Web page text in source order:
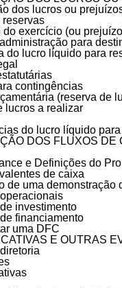
dos lucros ou
reservas
exercício (ou
para
do lucro líquido para
contingências
(reserva de
lucros a realizar
do lucro líquido
DOS FLUXOS DE
e Definições do
de caixa
de uma demonstração
investimento
financiamento
uma DFC
E OUTRAS